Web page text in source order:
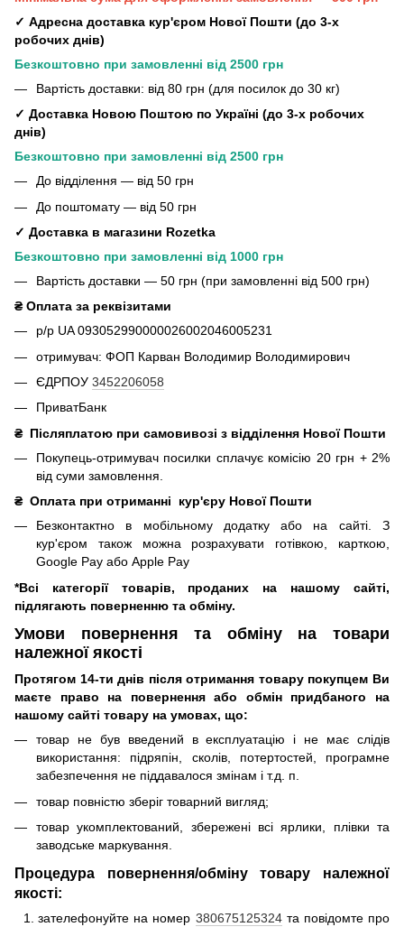
✓ Адресна доставка кур'єром Нової Пошти (до 3-х
робочих днів)
Безкоштовно при замовленні від 2500 грн
Вартість доставки: від 80 грн (для посилок до 30 кг)
✓ Доставка Новою Поштою по Україні (до 3-х робочих
днів)
Безкоштовно при замовленні від 2500 грн
До відділення — від 50 грн
До поштомату — від 50 грн
✓ Доставка в магазини Rozetka
Безкоштовно при замовленні від 1000 грн
Вартість доставки — 50 грн (при замовленні від 500 грн)
₴ Оплата за реквізитами
р/р UA 093052990000026002046005231
отримувач: ФОП Карван Володимир Володимирович
ЄДРПОУ 3452206058
ПриватБанк
₴ Післяплатою при самовивозі з відділення Нової Пошти
Покупець-отримувач посилки сплачує комісію 20 грн + 2%
від суми замовлення.
₴ Оплата при отриманні
кур'єру Нової Пошти
Безконтактно в мобільному додатку або на сайті. З
кур'єром також можна розрахувати готівкою, карткою,
Google Pay або Apple Pay
*Всі категорії товарів, проданих на нашому сайті,
підлягають поверненню та обміну.
Умови повернення та обміну на товари
належної якості
Протягом 14-ти днів після отримання товару покупцем Ви
маєте право на повернення або обмін придбаного на
нашому сайті товару на умовах, що:
товар не був введений в експлуатацію і не має слідів
використання: підряпін, сколів, потертостей, програмне
забезпечення не піддавалося змінам і т.д. п.
товар повністю зберіг товарний вигляд;
товар укомплектований, збережені всі ярлики, плівки та
заводське маркування.
Процедура повернення/обміну товару належної
якості:
зателефонуйте на номер 380675125324та повідомте про